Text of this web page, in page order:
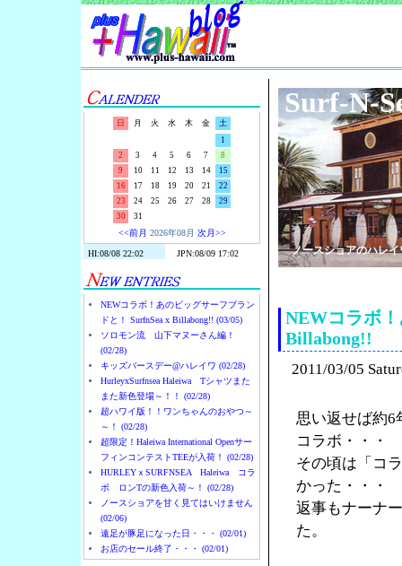
日 月 火 水 木 金
土
1
2
3 4 5 6 7
8
9
10 11 12 13 14
15
16
17 18 19 20 21
22
23
24 25 26 27 28
29
30
31
<<前月 2026年08月 次月>>
NEWコラボ！あのビッグサーフブラン
ドと！ SurfnSea x Billabong!! (03/05)
ソロモン流 山下マヌーさん編！
(02/28)
キッズバースデー@ハレイワ (02/28)
HurleyxSurfnsea Haleiwa Tシャツまた
また新色登場～！！ (02/28)
超ハワイ版！！ワンちゃんのおやつ～
～！ (02/28)
超限定！Haleiwa International Openサー
フィンコンテストTEEが入荷！ (02/28)
HURLEYｘSURFNSEA Haleiwa コラ
ボ ロンTの新色入荷～！ (02/28)
ノースショアを甘く見てはいけません
(02/06)
遠足が豚足になった日・・・ (02/01)
お店のセール終了・・・ (02/01)
Surf-N-
ノースショアのハレ
NEWコラボ
Billabong!!
2011/03/05
思い返せば約6
コラボ・・・
その頃は「コ
かった・・・
返事もナーナ
た。